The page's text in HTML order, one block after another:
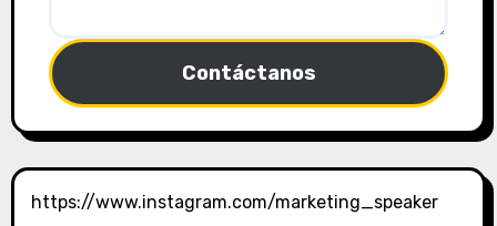
Contáctanos
https://www.instagram.com/marketing_speaker